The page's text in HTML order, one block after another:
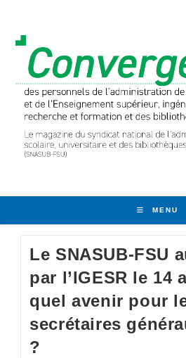
content
MENU
Le SNASUB-FSU
par l’IGESR le 14
quel avenir pour
secrétaires
?